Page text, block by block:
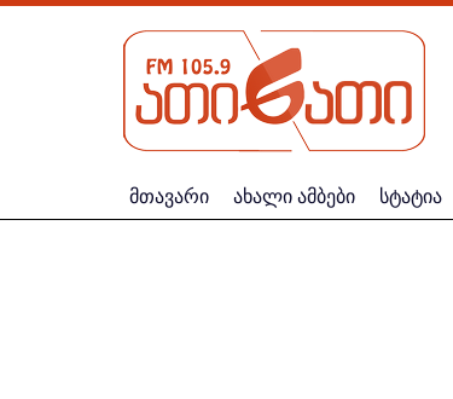
მთავარი ახალი ამბები სტატია